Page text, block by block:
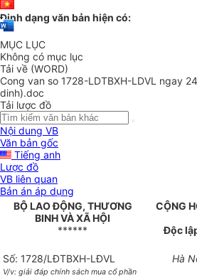
Định dạng văn bản hiện có:
MỤC LỤC
Không có mục lục
Tải về (WORD)
Cong van so 1728-LDTBXH-LDVL ngay
dinh).doc
Tải lược đồ
Nội dung VB
Văn bản gốc
Tiếng anh
Lược đồ
VB liên quan
Bản án áp dụng
BỘ LAO ĐỘNG, THƯƠNG
BINH VÀ XÃ HỘI
******
CỘNG
Độc
Số: 1728/LĐTBXH-LĐVL
V/v: giải đáp chính sách mua cổ phần
Hà